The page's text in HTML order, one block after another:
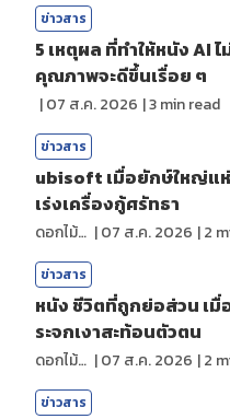
ข่าวสาร
5 เหตุผล ที่ทำให้หนัง AI ไ
คุณภาพจะดีขึ้นเรื่อย ๆ
|07 ส.ค. 2026 |3min read
ข่าวสาร
ubisoft เมื่อยักษ์ใหญ่แ
เร่งเครื่องกู้ศรัทธา
ดอกไม้กับสายน้ำ |07 ส.ค. 2026 |2
ข่าวสาร
หนัง ชีวิตที่ถูกย่อส่วน เ
ระจกเงาสะท้อนตัวตน
ดอกไม้กับสายน้ำ |07 ส.ค. 2026 |2
ข่าวสาร